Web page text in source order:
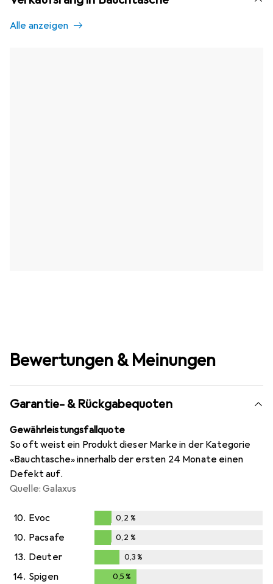
Alle anzeigen
Bewertungen & Meinungen
Garantie- & Rückgabequoten
Gewährleistungsfallquote
So oft weist ein Produkt dieser Marke in der Kategorie
«Bauchtasche» innerhalb der ersten 24 Monate einen
Defekt auf.
Quelle: Galaxus
10. Evoc
0,2%
0,2 %
10. Pacsafe
0,2%
0,2 %
13. Deuter
0,3%
0,3%
14. Spigen 0,5 %